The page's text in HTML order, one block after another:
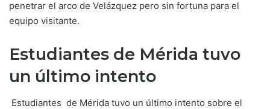
penetrar el arco de Velázquez pero sin fortuna para el
equipo visitante.
Estudiantes de Mérida tuvo
un último intento
Estudiantes de Mérida tuvo un último intento sobre el